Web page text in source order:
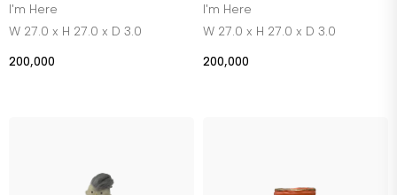
I'm Here
W 27.0 x H 27.0 x D 3.0
200,000
I'm Here
W 27.0 x H 27.0 x D 3.0
200,000